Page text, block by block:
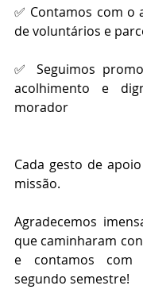
✅ Contamos com o
de voluntários e
✅ Seguimos
acolhimento e
morador
Cada gesto de
missão.
Agradecemos
que caminharam
e contamos
segundo semestre!